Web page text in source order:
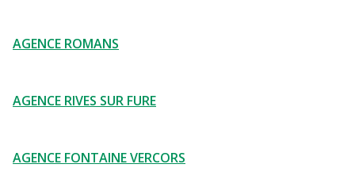
AGENCE ROMANS
AGENCE RIVES SUR FURE
AGENCE FONTAINE VERCORS